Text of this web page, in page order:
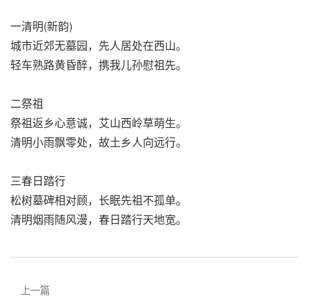
一清明(新韵)
城市近郊无墓园，先人居处在西山。
轻车熟路黄昏醉，携我儿孙慰祖先。
二祭祖
祭祖返乡心意诚，艾山西岭草萌生。
清明小雨飘零处，故土乡人向远行。
三春日踏行
松树墓碑相对顾，长眠先祖不孤单。
清明烟雨随风漫，春日踏行天地宽。
上一篇